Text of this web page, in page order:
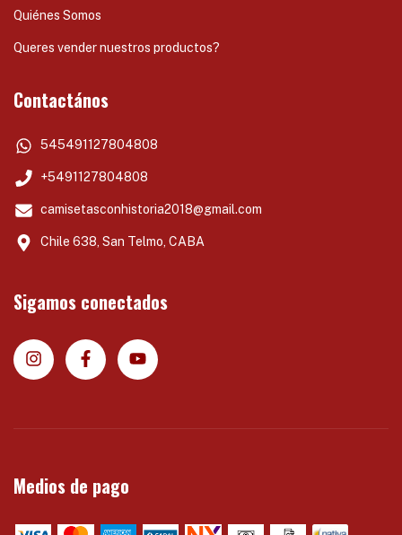
Quiénes Somos
Queres vender nuestros productos?
Contactános
545491127804808
+5491127804808
camisetasconhistoria2018@gmail.com
Chile 638, San Telmo, CABA
Sigamos conectados
Medios de pago